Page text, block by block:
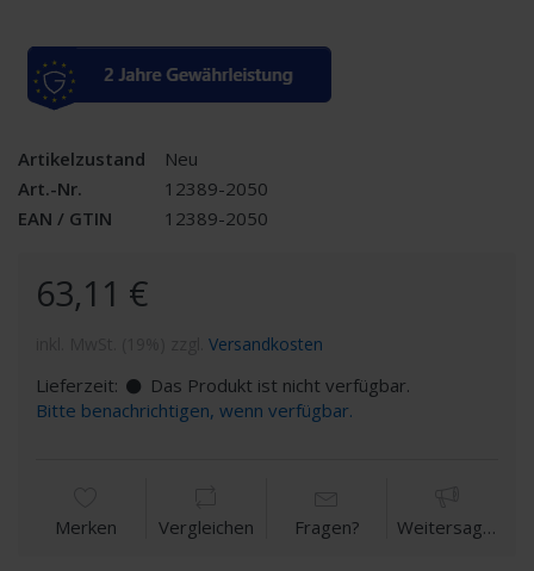
Artikelzustand
Neu
Art.-Nr.
12389-2050
EAN / GTIN
12389-2050
63,11 €
Versandkosten
Lieferzeit:
Das Produkt ist nicht verfügbar.
Bitte benachrichtigen, wenn verfügbar.
Merken Vergleichen Fragen? Weitersagen